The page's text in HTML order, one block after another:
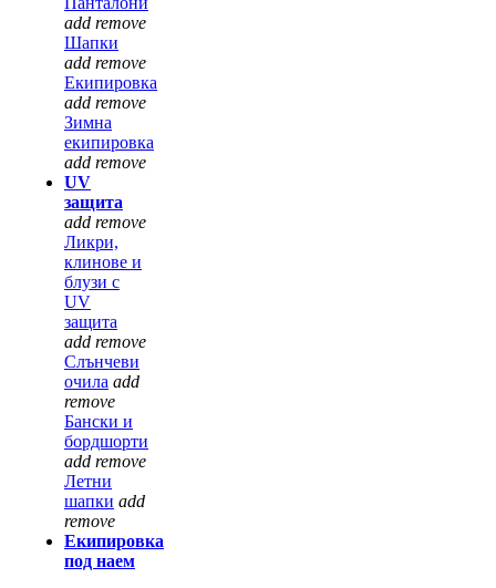
add remove
Шапки
add remove
Екипировка
add remove
Зимна
екипировка
add remove
UV
защита
add remove
Ликри,
клинове и
блузи с
UV
защита
add remove
Слънчеви
очила add
remove
Бански и
бордшорти
add remove
Летни
шапки add
remove
Екипировка
под наем